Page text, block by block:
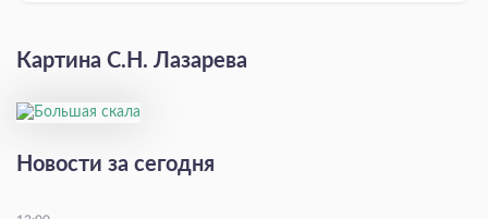
Картина С.Н. Лазарева
Новости за сегодня